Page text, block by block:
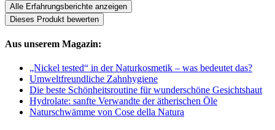
Alle Erfahrungsberichte anzeigen
Dieses Produkt bewerten
Aus unserem Magazin:
„Nickel tested“ in der Naturkosmetik – was bedeutet das?
Umweltfreundliche Zahnhygiene
Die beste Schönheitsroutine für wunderschöne Gesichtshaut
Hydrolate: sanfte Verwandte der ätherischen Öle
Naturschwämme von Cose della Natura